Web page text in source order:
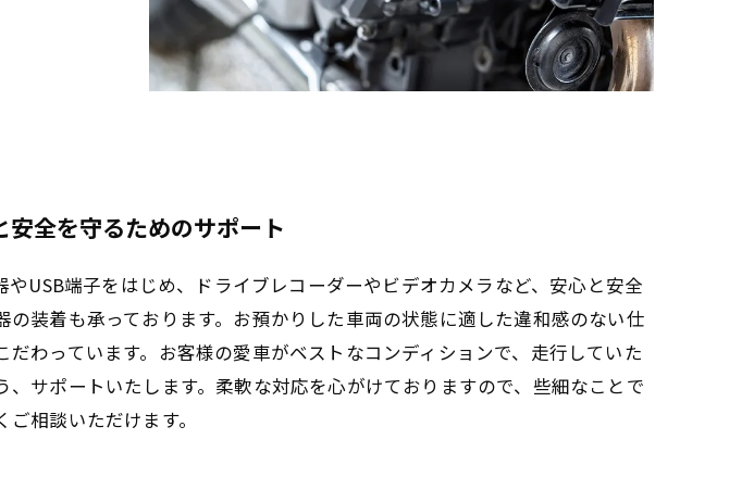
安全を守るためのサポート
やUSB端子をはじめ、ドライブレコーダーやビデオカメラなど、安心と安全
の装着も承っております。お預かりした車両の状態に適した違和感のない仕
だわっています。お客様の愛車がベストなコンディションで、走行していた
、サポートいたします。柔軟な対応を心がけておりますので、些細なことで
ご相談いただけます。